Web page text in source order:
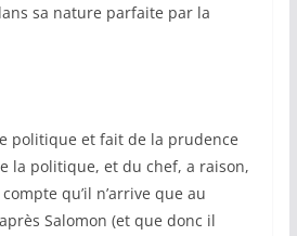
sa nature parfaite par la
politique et fait de la prudence
la politique, et du chef, a raison,
qu’il n’arrive que au
Salomon (et que donc il